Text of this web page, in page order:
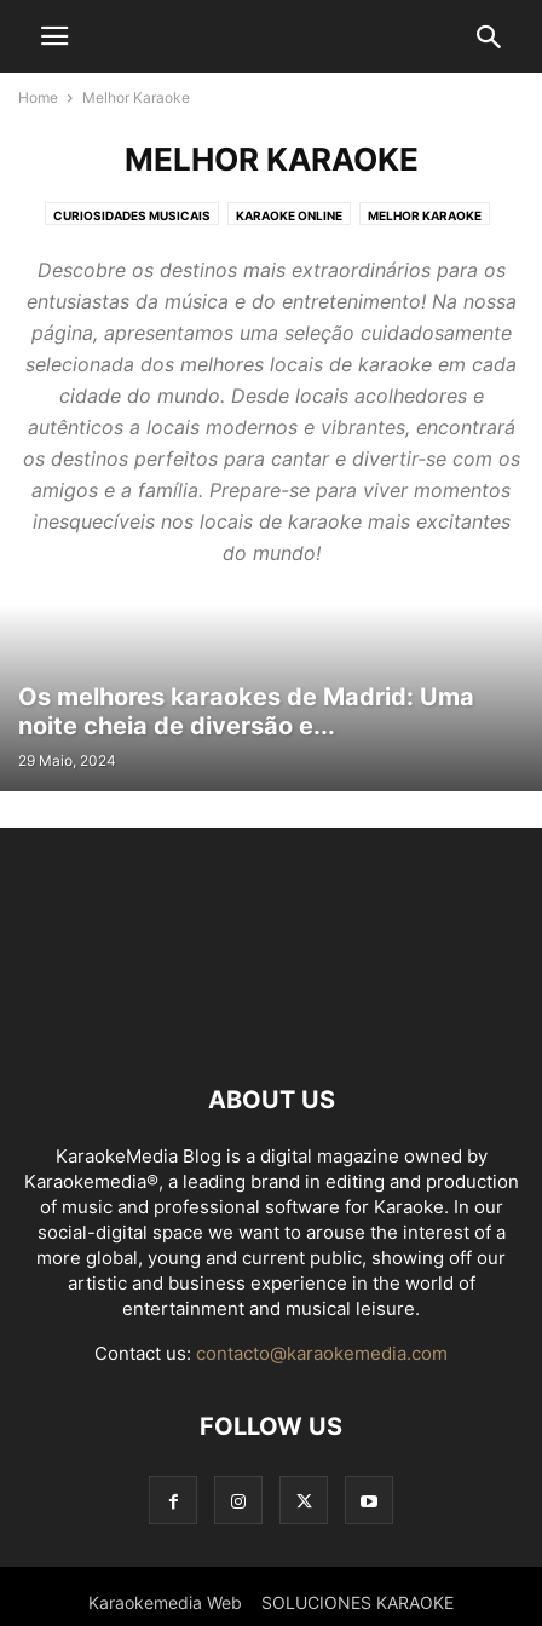
Home Melhor Karaoke
MELHOR KARAOKE
CURIOSIDADES MUSICAIS KARAOKE ONLINE MELHOR KARAOKE
Descobre os destinos mais extraordinários para os
entusiastas da música e do entretenimento! Na nossa
página, apresentamos uma seleção cuidadosamente
selecionada dos melhores locais de karaoke em cada
cidade do mundo. Desde locais acolhedores e
autênticos a locais modernos e vibrantes, encontrará
os destinos perfeitos para cantar e divertir-se com os
amigos e a família. Prepare-se para viver momentos
inesquecíveis nos locais de karaoke mais excitantes
do mundo!
Os melhores karaokes de Madrid: Uma
noite cheia de diversão e...
29 Maio, 2024
ABOUT US
KaraokeMedia Blog is a digital magazine owned by
Karaokemedia®, a leading brand in editing and production
of music and professional software for Karaoke. In our
social-digital space we want to arouse the interest of a
more global, young and current public, showing off our
artistic and business experience in the world of
entertainment and musical leisure.
Contact us: contacto@karaokemedia.com
FOLLOW US
Karaokemedia Web SOLUCIONES KARAOKE